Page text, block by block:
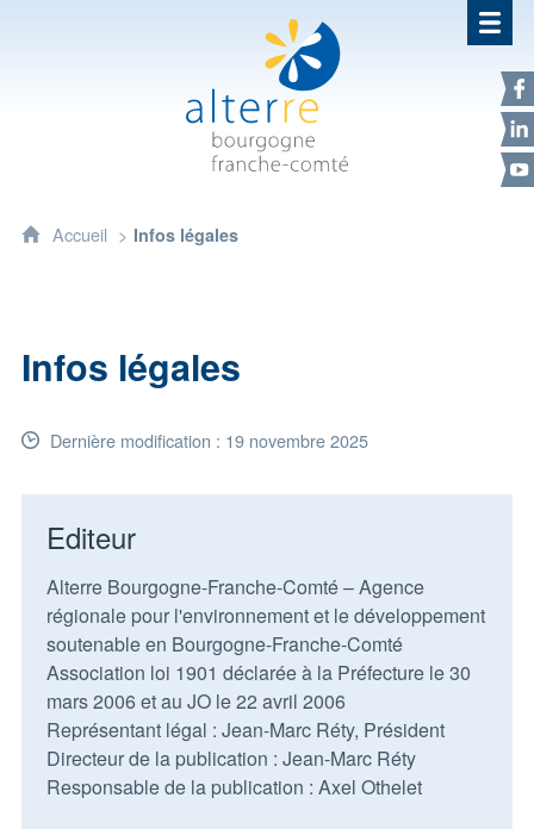
Alterre Bourgogne Franche-
Accueil Infos légales
Infos légales
Dernière modification : 19 novembre 2025
Editeur
Alterre Bourgogne-Franche-Comté – Agence
régionale pour l'environnement et le développement
soutenable en Bourgogne-Franche-Comté
Association loi 1901 déclarée à la Préfecture le 30
mars 2006 et au JO le 22 avril 2006
Représentant légal : Jean-Marc Réty, Président
Directeur de la publication : Jean-Marc Réty
Responsable de la publication : Axel Othelet